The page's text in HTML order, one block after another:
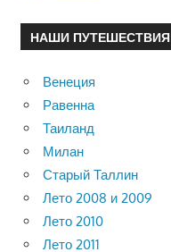
НАШИ ПУТЕШЕСТВИЯ
Венеция
Равенна
Таиланд
Милан
Старый Таллин
Лето 2008 и 2009
Лето 2010
Лето 2011